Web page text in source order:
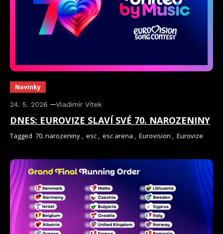
Novinky
24. 5. 2026 Vladimír Vítek
DNES: EUROVIZE SLAVÍ SVÉ 70. NAROZENINY
Tagged 70. narozeniny , esc , esc arena , Eurovision , Eurovize